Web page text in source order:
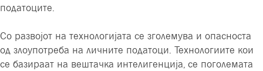
податоците.
Со развојот на технологијата се зголемува и опасноста
од злоупотреба на личните податоци. Технологиите кои
се базираат на вештачка интелигенција, се поголемата